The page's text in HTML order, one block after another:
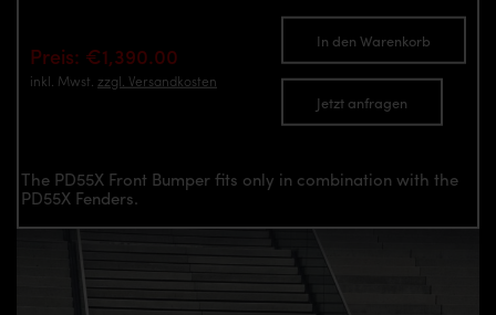
Preis: €1,390.00
inkl. Mwst. zzgl. Versandkosten
In den Warenkorb
Jetzt anfragen
The PD55X Front Bumper fits only in combination with the
PD55X Fenders.